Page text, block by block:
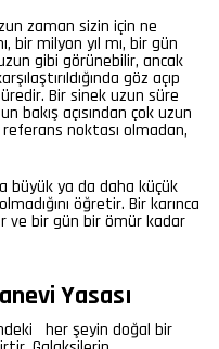
zaman sizin için ne
bir milyon yıl mı, bir gün
gibi görünebilir, ancak
göz açıp
Bir sinek uzun süre
bakış açısından çok uzun
noktası olmadan,
büyük ya da daha küçük
öğretir. Bir karınca
ve bir gün bir ömür kadar
Yasası
her şeyin doğal bir